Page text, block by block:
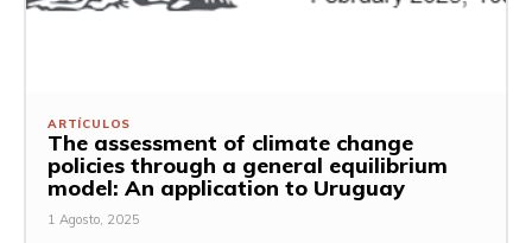
ARTÍCULOS
The assessment of climate change
policies through a general equilibrium
model: An application to Uruguay
1 Agosto, 2025